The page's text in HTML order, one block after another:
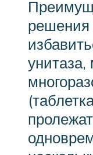
решения
унитаза,